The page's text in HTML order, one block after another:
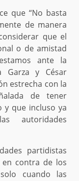
que “No basta
de manera
que el
o de amistad
ante la
Garza y César
estrecha con la
de tener
y que incluso ya
autoridades
partidistas
en contra de los
cuando las